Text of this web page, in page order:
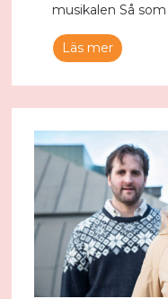
musikalen Så
Läs mer